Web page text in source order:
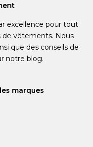
excellence pour tout
de vêtements. Nous
que des conseils de
notre blog.
marques